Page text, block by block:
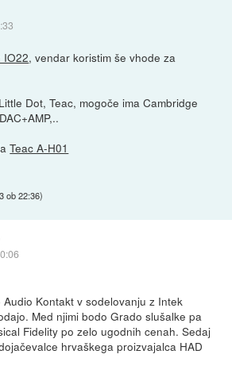
IO22, vendar koristim še vhode za
Dot, Teac, mogoče ima Cambridge
Teac A-H01
ob 22:36)
Kontakt v sodelovanju z Intek
Med njimi bodo Grado slušalke pa
Fidelity po zelo ugodnih cenah. Sedaj
hrvaškega proizvajalca HAD